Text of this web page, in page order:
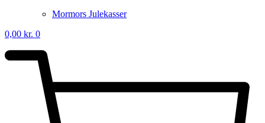
Mormors Julekasser
0,00 kr. 0